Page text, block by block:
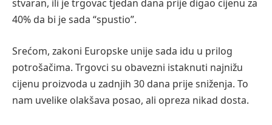
stvaran, ili je trgovac tjedan dana prije digao cijenu za
40% da bi je sada “spustio”.
Srećom, zakoni Europske unije sada idu u prilog
potrošačima. Trgovci su obavezni istaknuti najnižu
cijenu proizvoda u zadnjih 30 dana prije sniženja. To
nam uvelike olakšava posao, ali opreza nikad dosta.